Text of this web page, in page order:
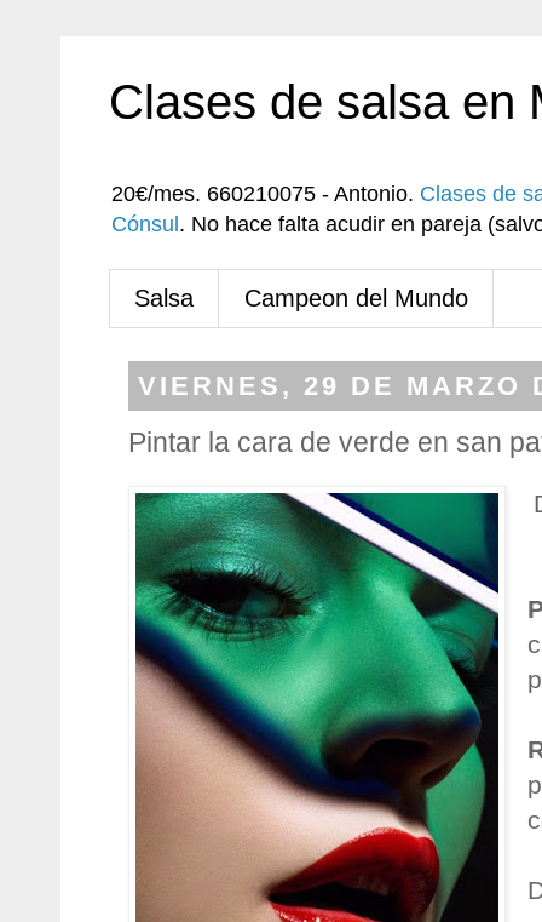
Clases de salsa en
20€/mes. 660210075 - Antonio. Clases de
Cónsul . No hace falta acudir en pareja
Salsa Campeon del Mundo
VIERNES, 29 DE MARZO
Pintar la cara de verde en san